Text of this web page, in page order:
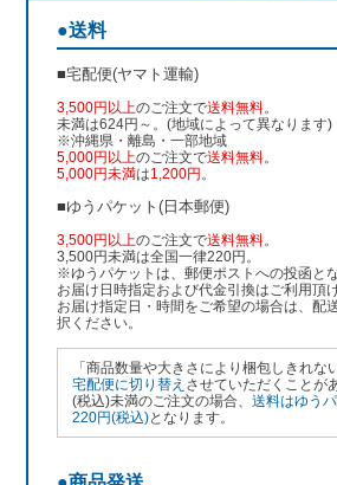
●送料
■宅配便(ヤマト運輸)
3,500円以上のご注文で送料無料。
未満は624円～。(地域によって異なります)
※沖縄県・離島・一部地域
5,000円以上のご注文で送料無料。
5,000円未満は1,200円 。
■ゆうパケット(日本郵便)
3,500円以上のご注文で送料無料。
3,500円未満は全国一律220円。
※ゆうパケットは、郵便ポストへの投函とな
お届け日時指定および代金引換はご利用頂
お届け指定日・時間をご希望の場合は、配
択ください。
「商品数量や大きさにより梱包しきれな
宅配便に切り替え させていただくことが
(税込)未満のご注文の場合、送料はゆう
220円(税込)となります。